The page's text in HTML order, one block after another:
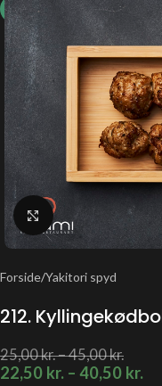
10%
Klik for at forstørre
Forside/Yakitori spyd
212.
25,00kr.–45,00kr.
22,50 kr. – 40,50 kr.